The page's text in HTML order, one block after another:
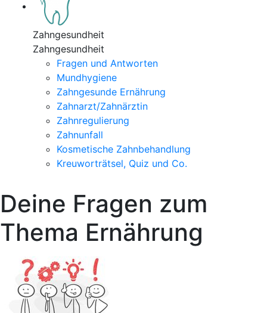
Zahngesundheit
Zahngesundheit
Fragen und Antworten
Mundhygiene
Zahngesunde Ernährung
Zahnarzt/Zahnärztin
Zahnregulierung
Zahnunfall
Kosmetische Zahnbehandlung
Kreuworträtsel, Quiz und Co.
Deine Fragen zum
Thema Ernährung